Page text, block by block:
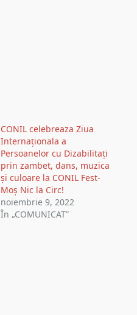
CONIL celebreaza Ziua
Internaționala a
Persoanelor cu Dizabilitați
prin zambet, dans, muzica
și culoare la CONIL Fest-
Moș Nic la Circ!
noiembrie 9, 2022
În „COMUNICAT”